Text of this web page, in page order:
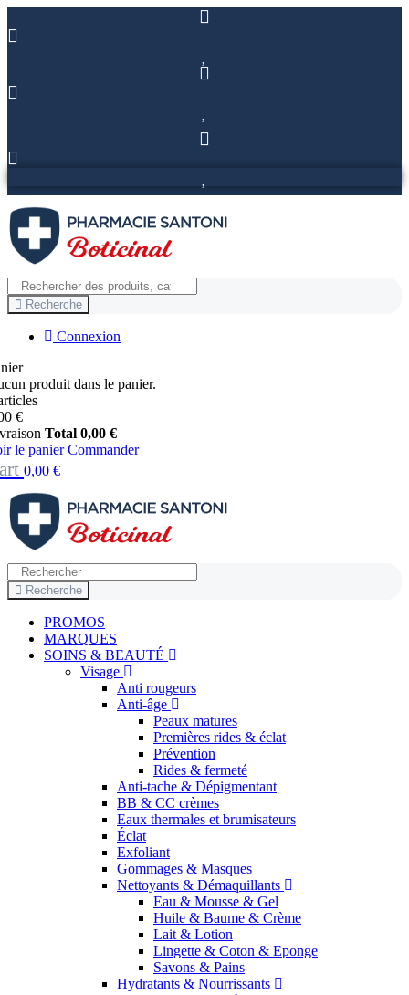
Recherche
Connexion
produit dans le panier.
€
Total 0,00 €
le panier Commander
0,00 €
Recherche
PROMOS
MARQUES
SOINS & BEAUTÉ
Visage
Anti rougeurs
Anti-âge
Peaux matures
Premières rides & éclat
Prévention
Rides & fermeté
Anti-tache & Dépigmentant
BB & CC crèmes
Eaux thermales et brumisateurs
Éclat
Exfoliant
Gommages & Masques
Nettoyants & Démaquillants
Eau & Mousse & Gel
Huile & Baume & Crème
Lait & Lotion
Lingette & Coton & Eponge
Savons & Pains
Hydratants & Nourrissants